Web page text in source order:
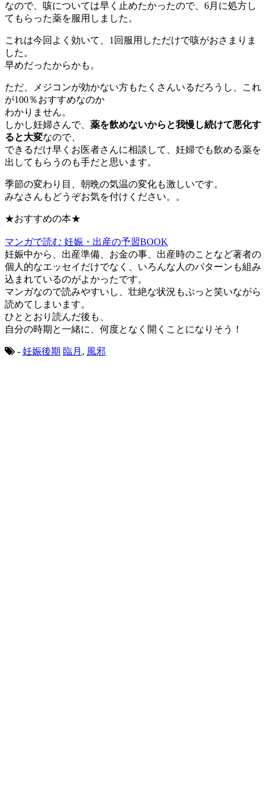
なので、咳については早く止めたかったので、6月に処方し
てもらった薬を服用しました。
これは今回よく効いて、1回服用しただけで咳がおさまりま
した。
早めだったからかも。
ただ、メジコンが効かない方もたくさんいるだろうし、これ
が100％おすすめなのか
わかりません。
しかし妊婦さんで、 薬を飲めないからと我慢し続けて悪化す
ると大変なので、
できるだけ早くお医者さんに相談して、妊婦でも飲める薬を
出してもらうのも手だと思います。
季節の変わり目、朝晩の気温の変化も激しいです。
みなさんもどうぞお気を付けください。。
★おすすめの本★
マンガで読む 妊娠・出産の予習BOOK
妊娠中から、出産準備、お金の事、出産時のことなど著者の
個人的なエッセイだけでなく、いろんな人のパターンも組み
込まれているのがよかったです。
マンガなので読みやすいし、壮絶な状況もぷっと笑いながら
読めてしまいます。
ひととおり読んだ後も、
自分の時期と一緒に、何度となく開くことになりそう！
- 妊娠後期 臨月 , 風邪